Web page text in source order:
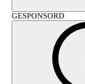
GESPONSORD